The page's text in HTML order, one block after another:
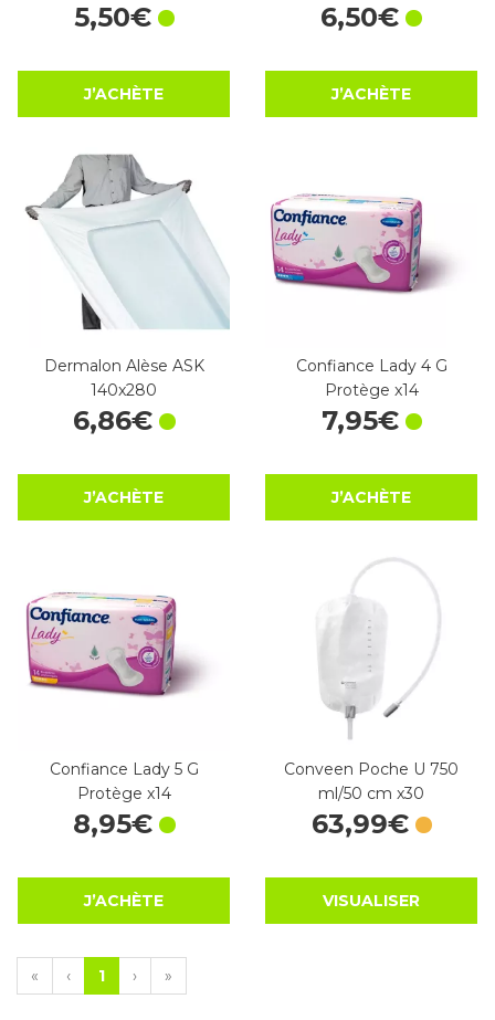
5,50€
J’ACHÈTE
6,50€
J’ACHÈTE
Dermalon Alèse ASK
140x280
6,86€
J’ACHÈTE
Confiance Lady 4 G
Protège x14
7,95€
J’ACHÈTE
Confiance Lady 5 G
Protège x14
8,95€
J’ACHÈTE
Conveen Poche U 750
ml/50 cm x30
63,99€
VISUALISER
« ‹ 1 › »